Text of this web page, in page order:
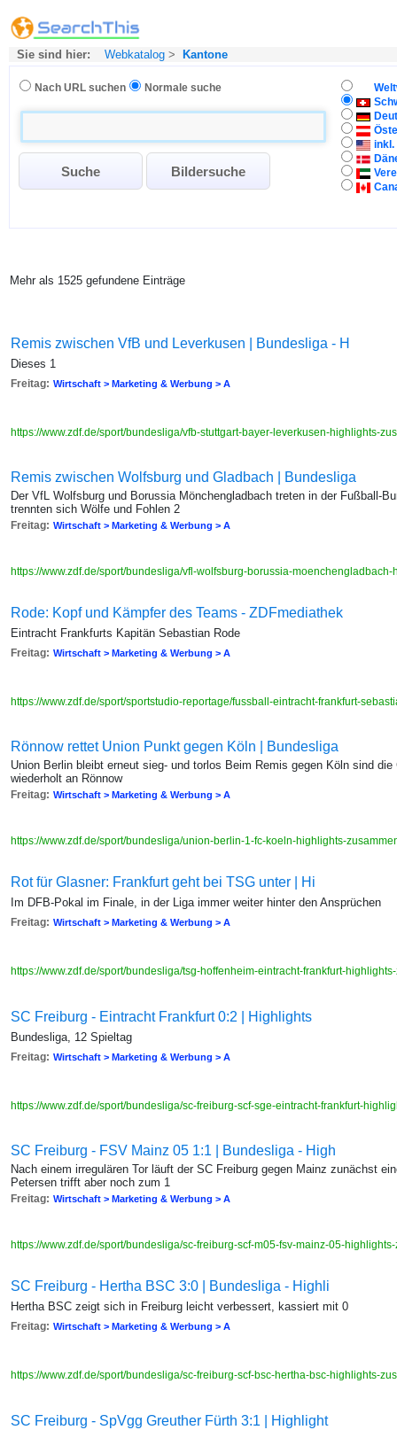
Sie sind hier: Webkatalog > Kantone
Nach URL suchen Normale suche
inkl.
Mehr als 1525 gefundene Einträge
Remis zwischen VfB und Leverkusen | Bundesliga - H
Dieses 1
Freitag: Wirtschaft > Marketing & Werbung > A
https://www.zdf.de/sport/bundesliga/vfb-stuttgart-bayer-leverkusen-highlights-
Remis zwischen Wolfsburg und Gladbach | Bundesliga
Der VfL Wolfsburg und Borussia Mönchengladbach treten in der Fußball-
trennten sich Wölfe und Fohlen 2
Freitag: Wirtschaft > Marketing & Werbung > A
https://www.zdf.de/sport/bundesliga/vfl-wolfsburg-borussia-
Rode: Kopf und Kämpfer des Teams - ZDFmediathek
Eintracht Frankfurts Kapitän Sebastian Rode
Freitag: Wirtschaft > Marketing & Werbung > A
https://www.zdf.de/sport/sportstudio-reportage/fussball-eintracht-frankfurt-
Rönnow rettet Union Punkt gegen Köln | Bundesliga
Union Berlin bleibt erneut sieg- und torlos Beim Remis gegen Köln sind
wiederholt an Rönnow
Freitag: Wirtschaft > Marketing & Werbung > A
https://www.zdf.de/sport/bundesliga/union-berlin-1-fc-koeln-highlights-
Rot für Glasner: Frankfurt geht bei TSG unter | Hi
Im DFB-Pokal im Finale, in der Liga immer weiter hinter den Ansprüchen
Freitag: Wirtschaft > Marketing & Werbung > A
https://www.zdf.de/sport/bundesliga/tsg-hoffenheim-eintracht-frankfurt-
SC Freiburg - Eintracht Frankfurt 0:2 | Highlights
Bundesliga, 12 Spieltag
Freitag: Wirtschaft > Marketing & Werbung > A
https://www.zdf.de/sport/bundesliga/sc-freiburg-scf-sge-eintracht-frankfurt-
SC Freiburg - FSV Mainz 05 1:1 | Bundesliga - High
Nach einem irregulären Tor läuft der SC Freiburg gegen Mainz zunächst
Petersen trifft aber noch zum 1
Freitag: Wirtschaft > Marketing & Werbung > A
https://www.zdf.de/sport/bundesliga/sc-freiburg-scf-m05-fsv-mainz-05-
SC Freiburg - Hertha BSC 3:0 | Bundesliga - Highli
Hertha BSC zeigt sich in Freiburg leicht verbessert, kassiert mit 0
Freitag: Wirtschaft > Marketing & Werbung > A
https://www.zdf.de/sport/bundesliga/sc-freiburg-scf-bsc-hertha-bsc-highlights-
SC Freiburg - SpVgg Greuther Fürth 3:1 | Highlight